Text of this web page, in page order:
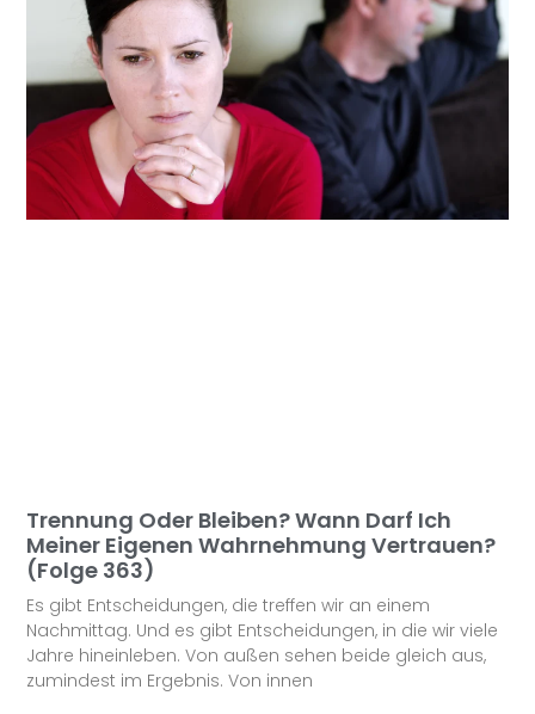
Trennung Oder Bleiben? Wann Darf Ich
Meiner Eigenen Wahrnehmung Vertrauen?
(Folge 363)
Es gibt Entscheidungen, die treffen wir an einem
Nachmittag. Und es gibt Entscheidungen, in die wir viele
Jahre hineinleben. Von außen sehen beide gleich aus,
zumindest im Ergebnis. Von innen